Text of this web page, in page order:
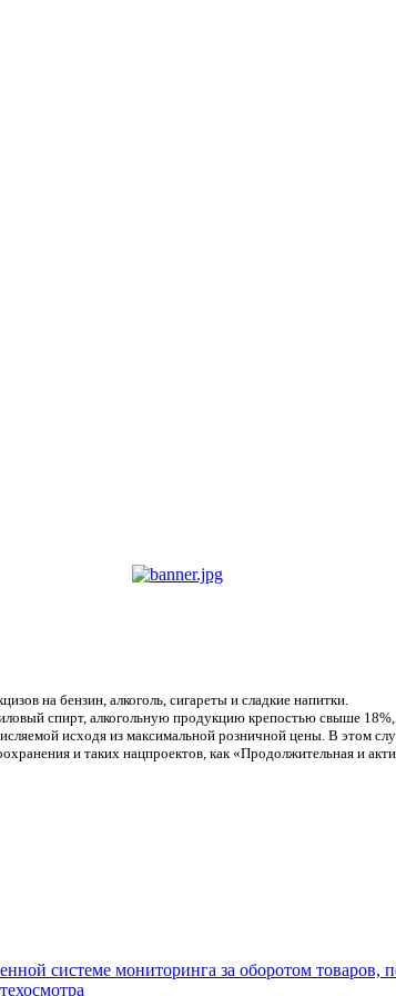
на бензин, алкоголь, сигареты и сладкие напитки.
спирт, алкогольную продукцию крепостью свыше
исходя из максимальной розничной цены. В этом
и таких нацпроектов, как «Продолжительная и
системе мониторинга за оборотом